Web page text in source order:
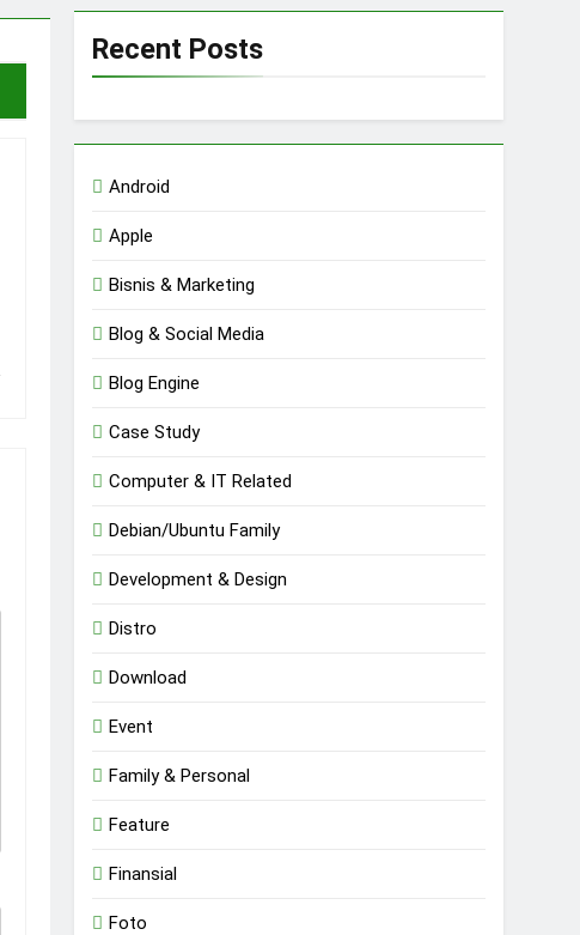
Recent Posts
Android
Apple
Bisnis & Marketing
Blog & Social Media
Blog Engine
Case Study
Computer & IT Related
Debian/Ubuntu Family
Development & Design
Distro
Download
Event
Family & Personal
Feature
Finansial
Foto